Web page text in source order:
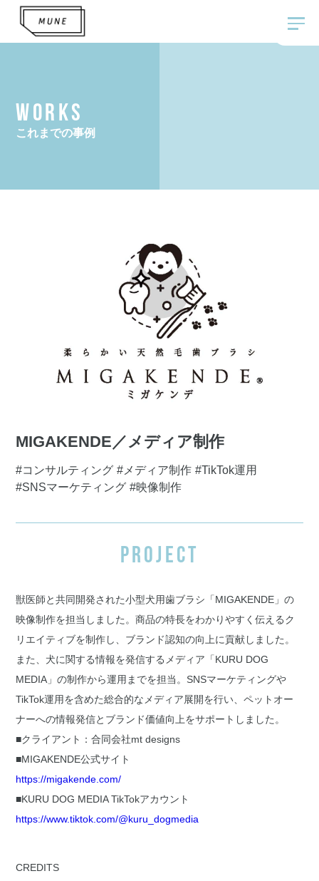
WORKS
これまでの事例
MIGAKENDE／メディア制作
#コンサルティング #メディア制作 #TikTok運用
#SNSマーケティング #映像制作
PROJECT
獣医師と共同開発された小型犬用歯ブラシ「MIGAKENDE」の
映像制作を担当しました。商品の特長をわかりやすく伝えるク
リエイティブを制作し、ブランド認知の向上に貢献しました。
また、犬に関する情報を発信するメディア「KURU DOG
MEDIA」の制作から運用までを担当。SNSマーケティングや
TikTok運用を含めた総合的なメディア展開を行い、ペットオー
ナーへの情報発信とブランド価値向上をサポートしました。
■クライアント：合同会社mt designs
■MIGAKENDE公式サイト
https://migakende.com/
■KURU DOG MEDIA TikTokアカウント
https://www.tiktok.com/@kuru_dogmedia
CREDITS